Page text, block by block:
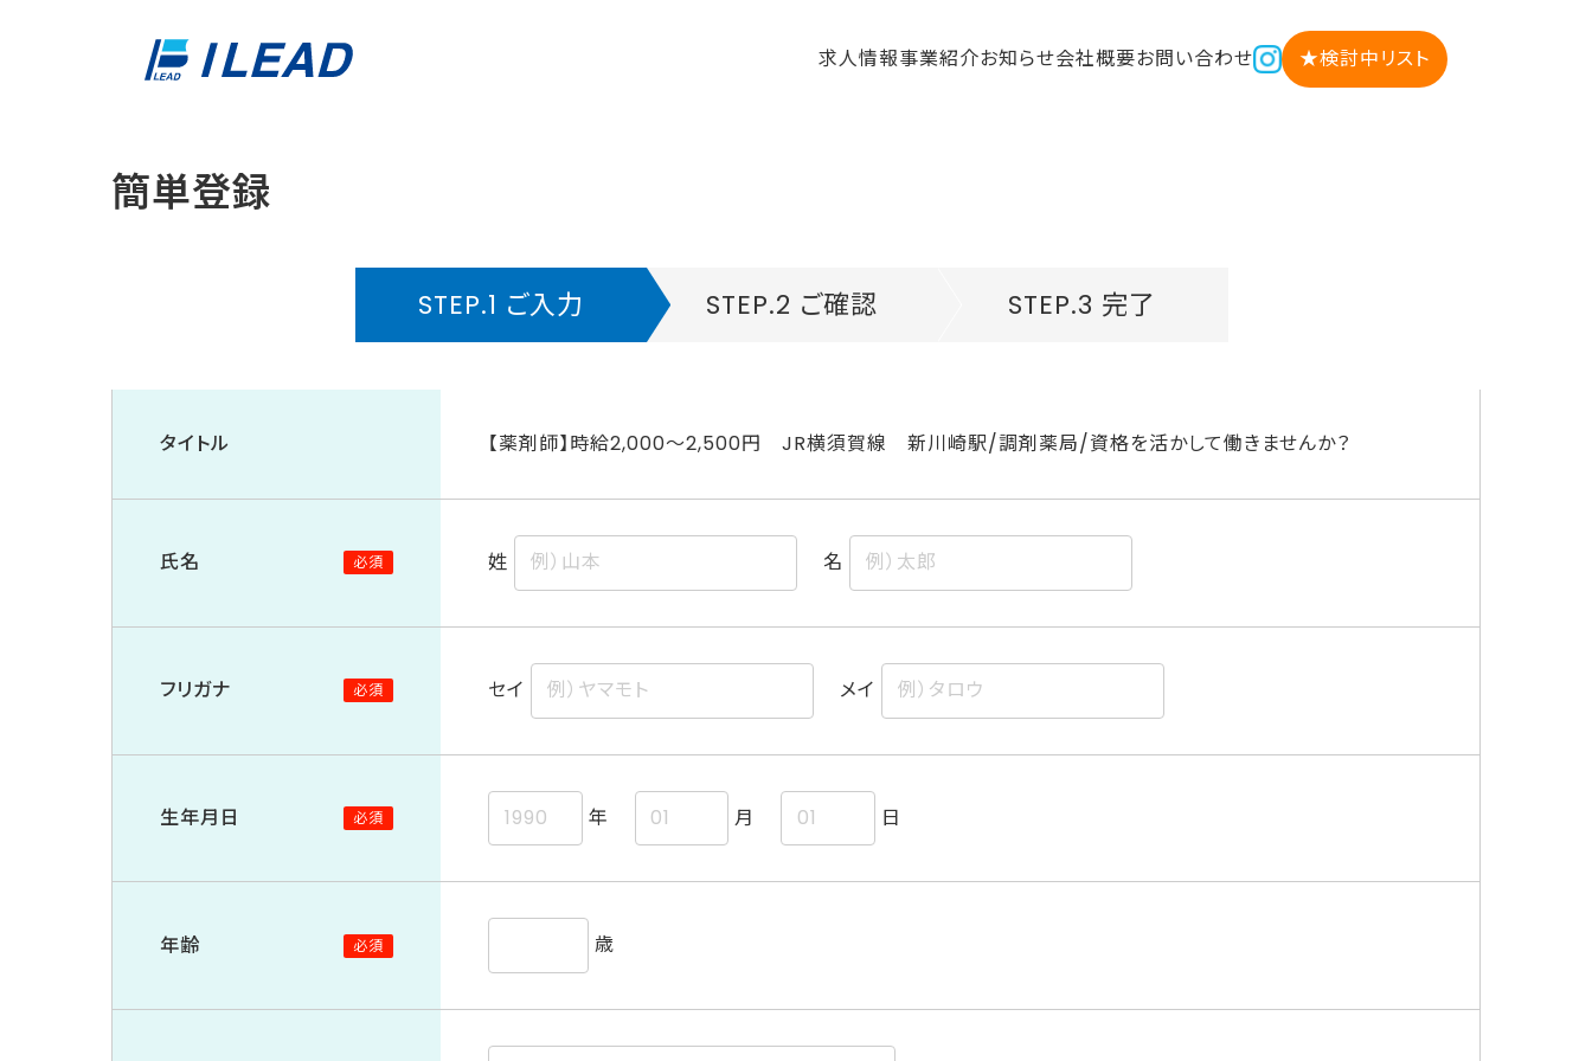
求人情報事業紹介お知らせ会社概要お問い合わせ ★検討中リスト
簡単登録
STEP.1 ご入力 STEP.2 ご確認 STEP.3 完了
タイトル 【薬剤師】時給2,000～2,500円 JR横須賀線 新川崎駅/調剤薬局/資格を活かして働きませんか？
氏名 必須 姓 名
フリガナ 必須 セイ メイ
生年月日 必須 年 月 日
年齢 必須 歳